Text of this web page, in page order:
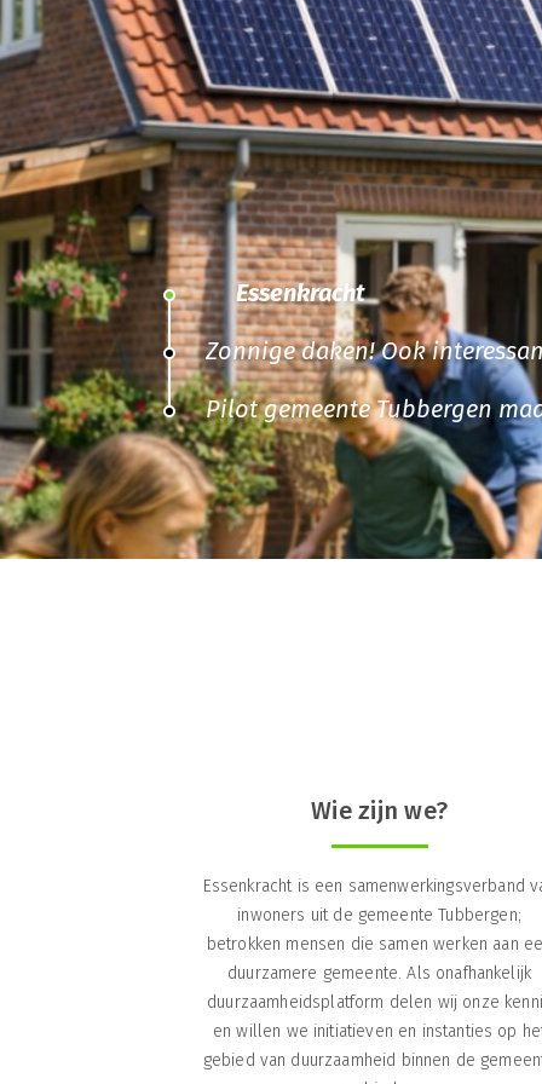
Essenkracht
Zonnige daken! Ook
Pilot gemeente Tubbergen
afval
Wie zijn we?
Essenkracht is een samenwerkingsverband
inwoners uit de gemeente Tubbergen;
betrokken mensen die samen werken aan
duurzamere gemeente. Als onafhankelijk
duurzaamheidsplatform delen wij onze
en willen we initiatieven en instanties op
gebied van duurzaamheid binnen de